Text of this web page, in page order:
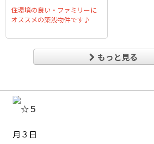
住環境の良い・ファミリーに
オススメの築浅物件です♪
もっと見る